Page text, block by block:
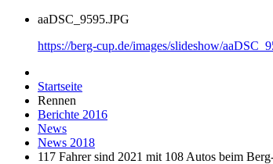
aaDSC_9595.JPG
https://berg-cup.de/images/slideshow/
Startseite
Rennen
Berichte 2016
News
News 2018
117 Fahrer sind 2021 mit 108 Autos beim